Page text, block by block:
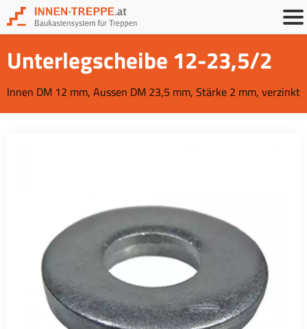
Unterlegscheibe 12-23,5/2
Innen DM 12 mm, Aussen DM 23,5 mm, Stärke 2 mm, verzinkt